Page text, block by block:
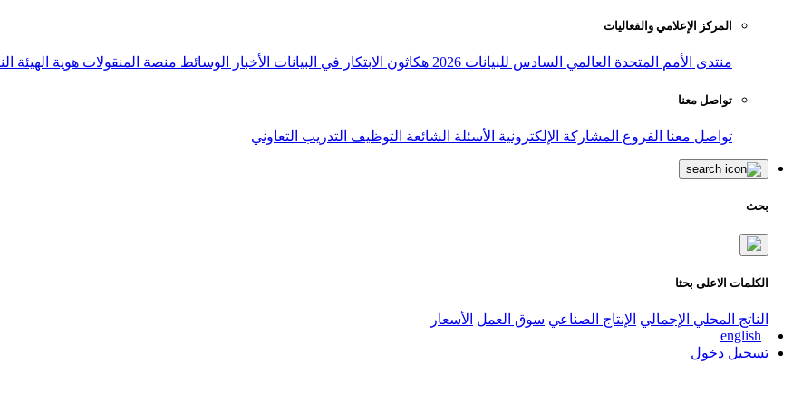
المركز الإعلامي والفعاليات
منتدى الأمم المتحدة العالمي السادس للبيانات 2026 هكاثون الابتكار في البيانات الأخبار الوسائط منصة المنقولات هوية الهيئة
تواصل معنا
تواصل معنا الفروع المشاركة الإلكترونية الأسئلة الشائعة التوظيف التدريب التعاوني
بحث
الكلمات الاعلى بحثا
الناتج المحلي الإجمالي الإنتاج الصناعي سوق العمل الأسعار
english
تسجيل دخول